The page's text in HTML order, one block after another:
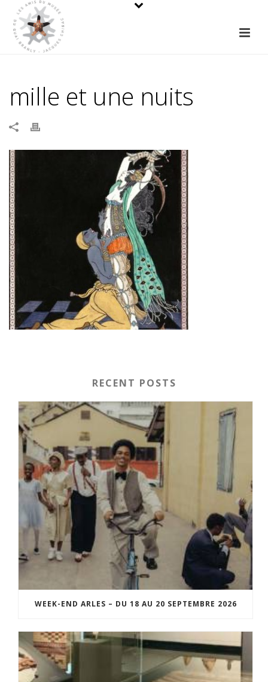
mille et une nuits
RECENT POSTS
WEEK-END ARLES – DU 18 AU 20 SEPTEMBRE 2026